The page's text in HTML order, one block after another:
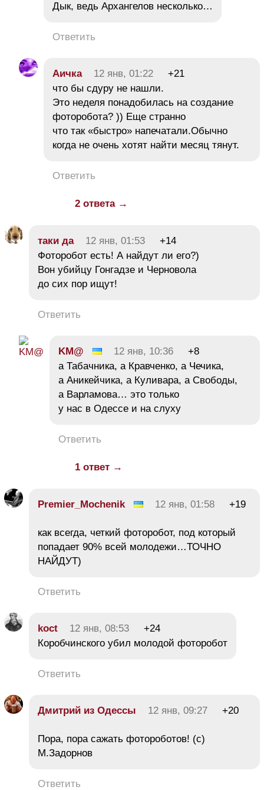
Дык, ведь Архангелов несколько…
Ответить
Аичка 12 янв, 01:22
+21
что бы сдуру не нашли.
Это неделя понадобилась на создание
фоторобота? )) Еще странно
что так «быстро» напечатали.Обычно
когда не очень хотят найти месяц тянут.
Ответить
2 ответа →
таки да 12 янв, 01:53
+14
Фоторобот есть! А найдут ли его?)
Вон убийцу Гонгадзе и Черновола
до сих пор ищут!
Ответить
KM@ 12 янв, 10:36
+8
а Табачника, а Кравченко, а Чечика,
а Аникейчика, а Куливара, а Свободы,
а Варламова… это только
у нас в Одессе и на слуху
Ответить
1 ответ →
Premier_Mochenik 12 янв, 01:58 +19
как всегда, четкий фоторобот, под который
попадает 90% всей молодежи…ТОЧНО
НАЙДУТ)
Ответить
koct 12 янв, 08:53
+24
Коробчинского убил молодой фоторобот
Ответить
Дмитрий из Одессы 12 янв, 09:27 +20
Пора, пора сажать фотороботов! (с)
М.Задорнов
Ответить